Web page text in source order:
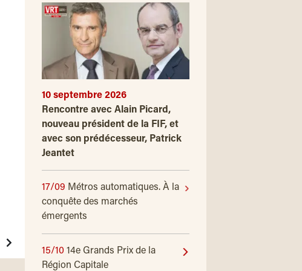
10 septembre 2026
Rencontre avec Alain Picard,
nouveau président de la FIF, et
avec son prédécesseur, Patrick
Jeantet
17/09 Métros automatiques. À la
conquête des marchés
émergents
15/10 14e Grands Prix de la
Région Capitale